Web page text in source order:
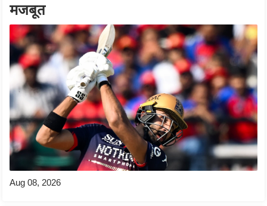
S
h
o
t
V
d
e
o
i
मजबूत
Aug 08, 2026